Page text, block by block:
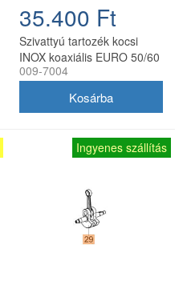
35.400 Ft
Szivattyú tartozék kocsi
INOX koaxiális EURO 50/60
szivattyúkhoz
009-7004
Ingyenes szállítás